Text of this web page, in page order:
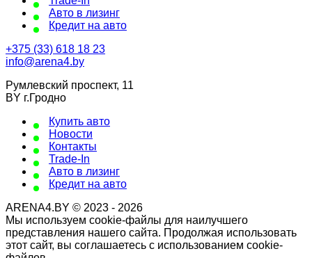
Авто в лизинг
Кредит на авто
+375 (33) 618 18 23
info@arena4.by
Румлевский проспект, 11
BY г.Гродно
Купить авто
Новости
Контакты
Trade-In
Авто в лизинг
Кредит на авто
ARENA4.BY © 2023 - 2026
Мы используем cookie-файлы для наилучшего
представления нашего сайта. Продолжая использовать
этот сайт, вы соглашаетесь с использованием cookie-